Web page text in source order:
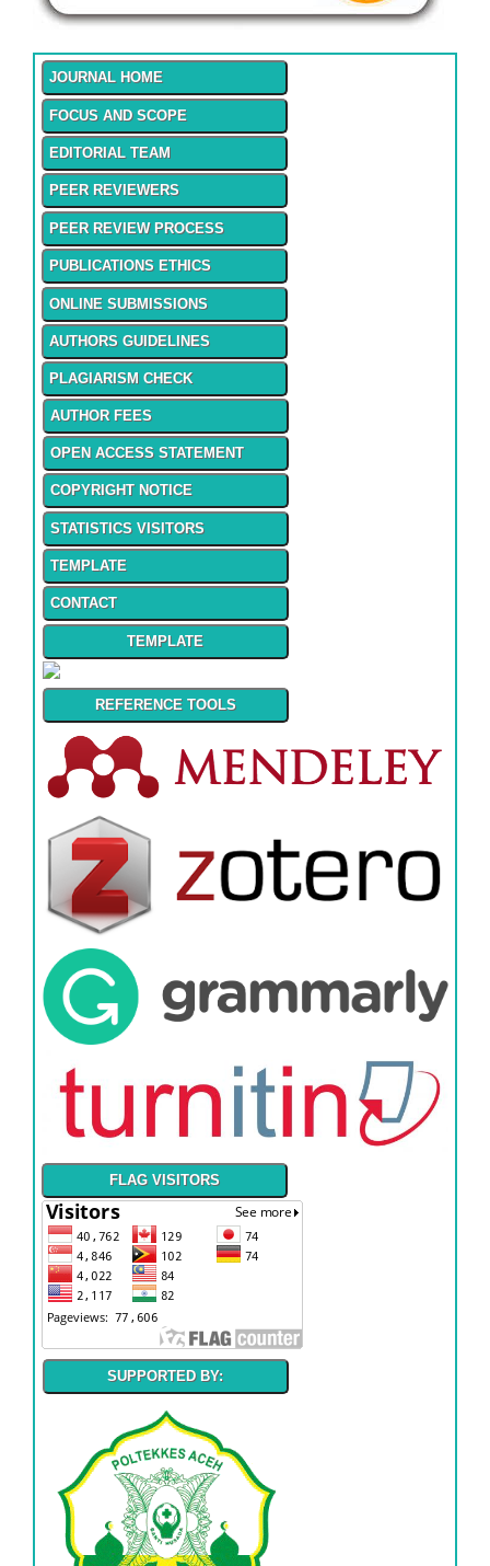
JOURNAL HOME
FOCUS AND SCOPE
EDITORIAL TEAM
PEER REVIEWERS
PEER REVIEW PROCESS
PUBLICATIONS ETHICS
ONLINE SUBMISSIONS
AUTHORS GUIDELINES
PLAGIARISM CHECK
AUTHOR FEES
OPEN ACCESS STATEMENT
COPYRIGHT NOTICE
STATISTICS VISITORS
TEMPLATE
CONTACT
TEMPLATE
REFERENCE TOOLS
FLAG VISITORS
SUPPORTED BY: